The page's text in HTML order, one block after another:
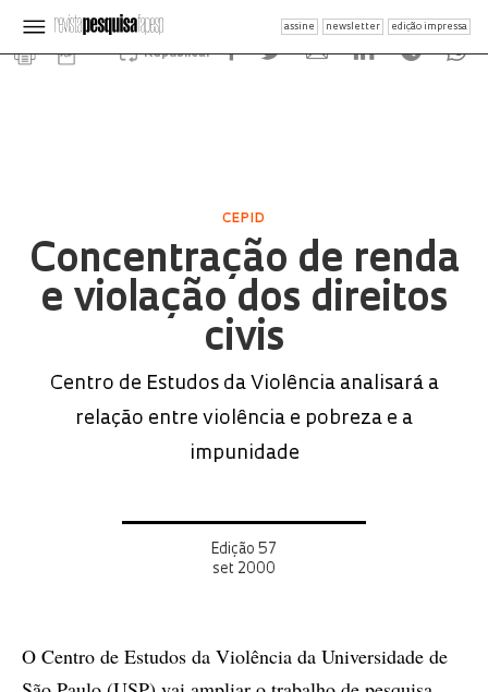
assine newsletter edição impressa
Republicar
CEPID
Concentração de renda
e violação dos direitos
civis
Centro de Estudos da Violência analisará a
relação entre violência e pobreza e a
impunidade
Edição 57
set 2000
O Centro de Estudos da Violência da Universidade de